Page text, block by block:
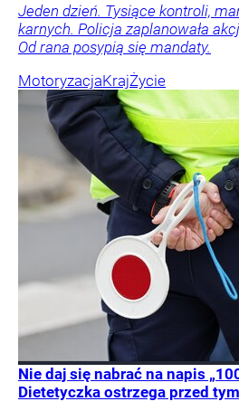
Jeden dzień. Tysiące kontroli,
karnych. Policja zaplanowała
Od rana posypią się mandaty.
MotoryzacjaKrajŻycie
Nie daj się nabrać na napis
Dietetyczka ostrzega przed